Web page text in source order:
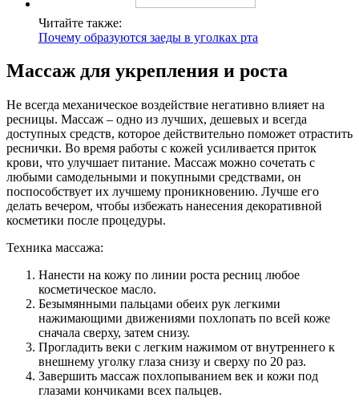
Читайте также:
Почему образуются заеды в уголках рта
Массаж для укрепления и роста
Не всегда механическое воздействие негативно влияет на
ресницы. Массаж – одно из лучших, дешевых и всегда
доступных средств, которое действительно поможет отрастить
реснички. Во время работы с кожей усиливается приток
крови, что улучшает питание. Массаж можно сочетать с
любыми самодельными и покупными средствами, он
поспособствует их лучшему проникновению. Лучше его
делать вечером, чтобы избежать нанесения декоративной
косметики после процедуры.
Техника массажа:
Нанести на кожу по линии роста ресниц любое
косметическое масло.
Безымянными пальцами обеих рук легкими
нажимающими движениями похлопать по всей коже
сначала сверху, затем снизу.
Прогладить веки с легким нажимом от внутреннего к
внешнему уголку глаза снизу и сверху по 20 раз.
Завершить массаж похлопыванием век и кожи под
глазами кончиками всех пальцев.